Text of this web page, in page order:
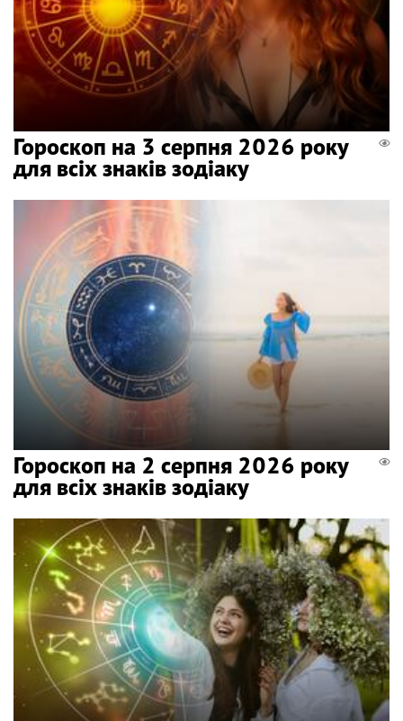
Гороскоп на 3 серпня 2026 року
для всіх знаків зодіаку
Гороскоп на 2 серпня 2026 року
для всіх знаків зодіаку